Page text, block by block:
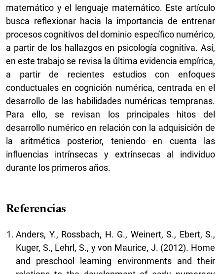
matemático y el lenguaje matemático. Este artículo
busca reflexionar hacia la importancia de entrenar
procesos cognitivos del dominio específico numérico,
a partir de los hallazgos en psicología cognitiva. Así,
en este trabajo se revisa la última evidencia empírica,
a partir de recientes estudios con enfoques
conductuales en cognición numérica, centrada en el
desarrollo de las habilidades numéricas tempranas.
Para ello, se revisan los principales hitos del
desarrollo numérico en relación con la adquisición de
la aritmética posterior, teniendo en cuenta las
influencias intrínsecas y extrínsecas al individuo
durante los primeros años.
Referencias
Anders, Y., Rossbach, H. G., Weinert, S., Ebert, S.,
Kuger, S., Lehrl, S., y von Maurice, J. (2012). Home
and preschool learning environments and their